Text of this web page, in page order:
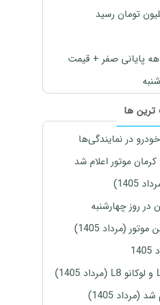
پایانی صفر + قیمت
ها
(مرداد 1405)
1405)